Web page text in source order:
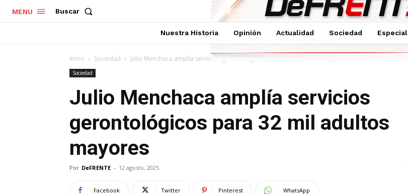
MENU Buscar
Nuestra Historia Opinión Actualidad Sociedad Especial
Inicio Sociedad Julio Menchaca amplía servicios gerontológicos para 32 mil adultos mayores
Sociedad
Julio Menchaca amplía servicios
gerontológicos para 32 mil adultos
mayores
Por DeFRENTE - 12 agosto, 2025
Facebook Twitter Pinterest WhatsApp